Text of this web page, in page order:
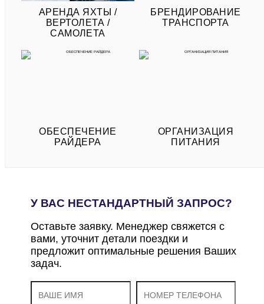
АРЕНДА ЯХТЫ /
ВЕРТОЛЕТА /
САМОЛЕТА
БРЕНДИРОВАНИЕ
ТРАНСПОРТА
ОБЕСПЕЧЕНИЕ
РАЙДЕРА
ОРГАНИЗАЦИЯ
ПИТАНИЯ
У ВАС НЕСТАНДАРТНЫЙ ЗАПРОС?
Оставьте заявку. Менеджер свяжется с
вами, уточнит детали поездки и
предложит оптимальные решения Ваших
задач.